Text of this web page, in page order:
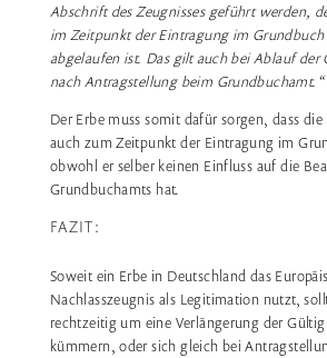
Abschrift des Zeugnisses geführt werden,
im Zeitpunkt der Eintragung im
abgelaufen ist. Das gilt auch bei Ablauf der
nach Antragstellung beim Grundbuchamt.“
Der Erbe muss somit dafür sorgen, dass
auch zum Zeitpunkt der Eintragung im
obwohl er selber keinen Einfluss auf die
Grundbuchamts hat.
FAZIT:
Soweit ein Erbe in Deutschland das
Nachlasszeugnis als Legitimation nutzt,
rechtzeitig um eine Verlängerung der
kümmern, oder sich gleich bei